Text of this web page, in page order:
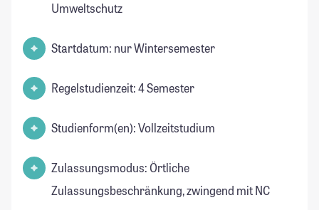
Umweltschutz
Startdatum: nur Wintersemester
Regelstudienzeit: 4 Semester
Studienform(en): Vollzeitstudium
Zulassungsmodus: Örtliche
Zulassungsbeschränkung, zwingend mit NC